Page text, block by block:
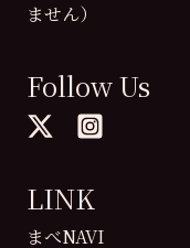
ません）
Follow Us
LINK
まべNAVI